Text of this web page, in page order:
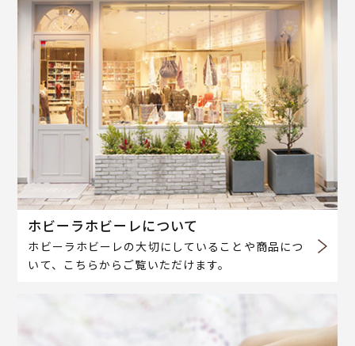
ホビーラホビーレについて
ホビーラホビーレの大切にしていることや商品につ
いて、こちらからご覧いただけます。